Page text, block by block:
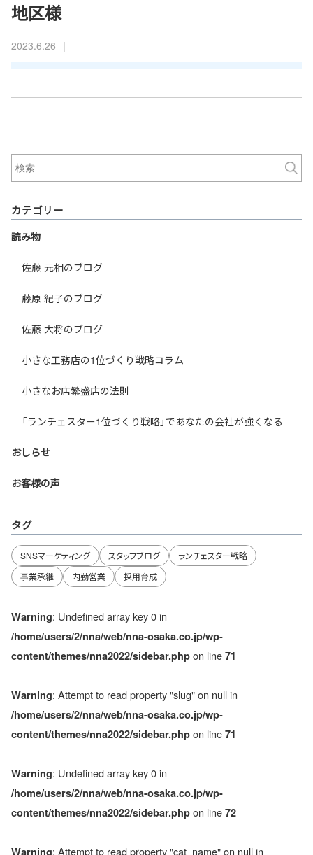
地区様
2023.6.26 |
カテゴリー
読み物
佐藤 元相のブログ
藤原 紀子のブログ
佐藤 大将のブログ
小さな工務店の1位づくり戦略コラム
小さなお店繁盛店の法則
「ランチェスター1位づくり戦略」であなたの会社が強くなる
おしらせ
お客様の声
タグ
SNSマーケティング スタッフブログ
ランチェスター戦略
事業承継
内勤営業 採用育成
Warning: Undefined array key 0 in
/home/users/2/nna/web/nna-osaka.co.jp/wp-
content/themes/nna2022/sidebar.php on line 71
Warning: Attempt to read property "slug" on null in
/home/users/2/nna/web/nna-osaka.co.jp/wp-
content/themes/nna2022/sidebar.php on line 71
Warning: Undefined array key 0 in
/home/users/2/nna/web/nna-osaka.co.jp/wp-
content/themes/nna2022/sidebar.php on line 72
Warning: Attempt to read property "cat_name" on null in